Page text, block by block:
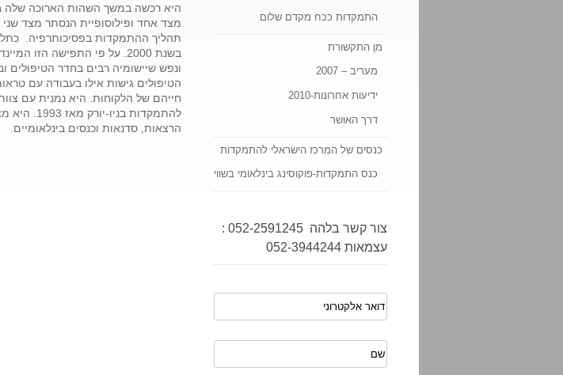
היא רכשה במשך השהות הארוכה שלה
מצד אחד ופילוסופיית הנסתר מצד שני
תהליך ההתמקדות בפסיכותרפיה.
בשנת 2000. על פי התפישה
ונפש שיישומיה רבים בחדר הטיפולים
הטיפולים גישות אילו בעבודה עם
חייהם של הלקוחות. היא נמנית עם
הרצאות, סדנאות וכנסים בינלאומיים.
התמקדות ככח מקדם שלום
מן התקשורת
מעריב – 2007
ידיעות אחרונות-2010
דרך האושר
כנסים של המרכז הישראלי להתמקדות
כנס התמקדות-פוקוסינג בינלאומי בשוויץ
צור קשר בלהה 052-2591245 :
עצמאות 052-3944244